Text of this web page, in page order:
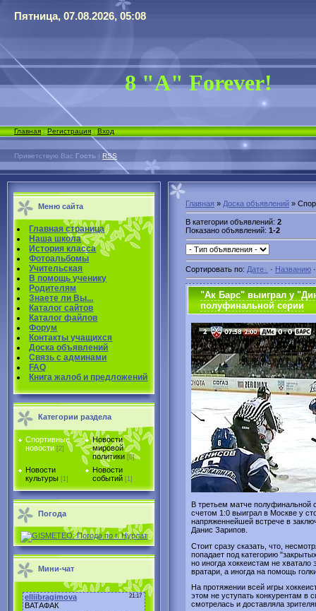
Пятница, 07.08.2026, 05:08
8 "А" Forever!
Главная|Регистрация|Вход
Приветствую Вас Гость | RSS
Меню сайта
Главная страница
Наша школа
История класса
Фотоальбомы
Учительская
В помощь ученику
Родителям
Знаете ли Вы...
Каталог сайтов
Каталог файлов
Форум
Контакты учащихся
Доска объявлений
Связь с админами
FAQ
Книга жалоб и предложений
Категории раздела
Спортивные
новости [2]
Новости
мировой
политики [0]
Новости
культуры [1]
Новости
событий [1]
Погода
Мини-чат
Главная » Доска объявлений »
В категории объявлений: 2
Показано объявлений: 1-2
Сортировать по: Дате · Названию
"Ак Барс" выиграл у
полуфинальной серии
В третьем матче полуфинальной
счетом 1:0 выиграл в Москве у
напряженнейшей встрече в
Данис Зарипов.
Стоит сразу сказать, что,
попадает под категорию
но иногда хоккеистам не хватало
вратари, а иногда на помощь
На протяжении всей игры
этом не уступать конкурентам в
смотрелась и доставляла